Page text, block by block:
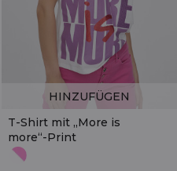
T-Shirt mit „More is
more“-Print
HINZUFÜGEN